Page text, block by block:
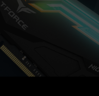
지원되지 않을 경
주파수에 도달하
TEAMGROUP의
범위 내에서 테스
의 문제로 인한 고
A/S를 받으시길 바